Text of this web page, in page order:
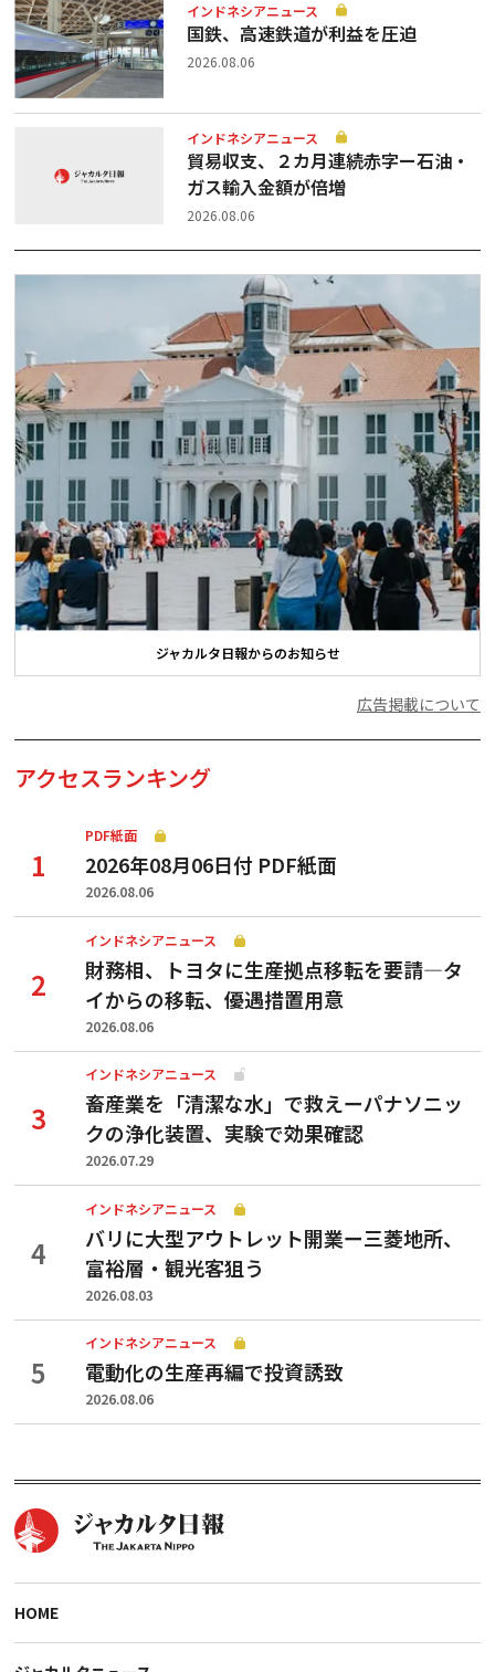
インドネシアニュース
国鉄、高速鉄道が利益を圧迫
2026.08.06
インドネシアニュース
貿易収支、２カ月連続赤字ー石油・
ガス輸入金額が倍増
2026.08.06
ジャカルタ日報からのお知らせ
広告掲載について
アクセスランキング
PDF紙面
2026年08月06日付 PDF紙面
2026.08.06
インドネシアニュース
財務相、トヨタに生産拠点移転を要請—タ
イからの移転、優遇措置用意
2026.08.06
インドネシアニュース
畜産業を「清潔な水」で救えーパナソニッ
クの浄化装置、実験で効果確認
2026.07.29
インドネシアニュース
バリに大型アウトレット開業ー三菱地所、
富裕層・観光客狙う
2026.08.03
インドネシアニュース
電動化の生産再編で投資誘致
2026.08.06
HOME